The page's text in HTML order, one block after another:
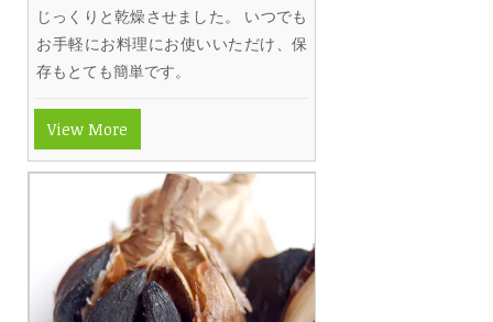
じっくりと乾燥させました。 いつでも
お手軽にお料理にお使いいただけ、保
存もとても簡単です。
View More